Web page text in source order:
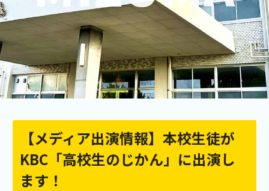
【メディア出演情報】本校生徒が
KBC「高校生のじかん」に出演し
ます！